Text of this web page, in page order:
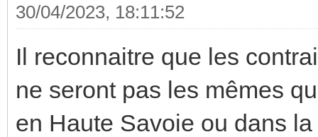
30/04/2023, 18:11:52
Il reconnaitre que les
ne seront pas les mêmes
en Haute Savoie ou dans